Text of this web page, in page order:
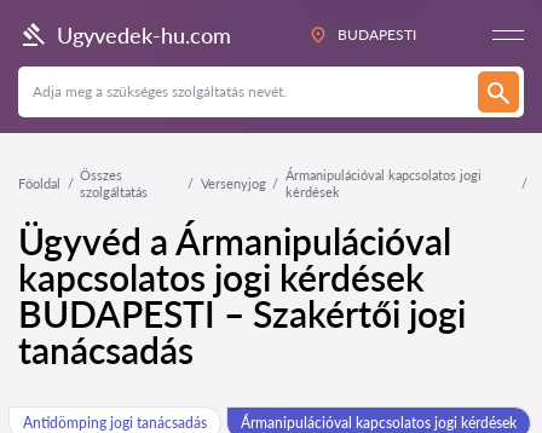
Ugyvedek-hu.com BUDAPESTI
Főoldal
Összes
szolgáltatás
Versenyjog
Ármanipulációval kapcsolatos jogi
kérdések
Ügyvéd a Ármanipulációval
kapcsolatos jogi kérdések
BUDAPESTI – Szakértői jogi
tanácsadás
Antidömping jogi tanácsadás Ármanipulációval kapcsolatos jogi kérdések